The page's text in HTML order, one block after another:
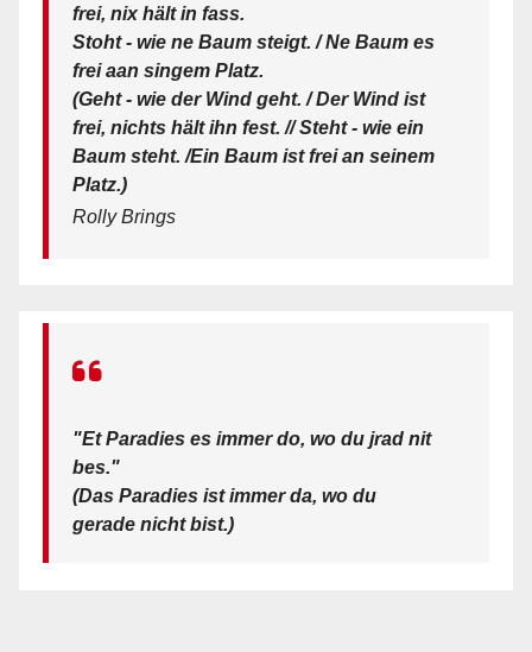
frei, nix hält in fass.
Stoht - wie ne Baum steigt. / Ne Baum es
frei aan singem Platz.
(Geht - wie der Wind geht. / Der Wind ist
frei, nichts hält ihn fest. // Steht - wie ein
Baum steht. /Ein Baum ist frei an seinem
Platz.)
Rolly Brings
"Et Paradies es immer do, wo du jrad nit
bes."
(Das Paradies ist immer da, wo du
gerade nicht bist.)